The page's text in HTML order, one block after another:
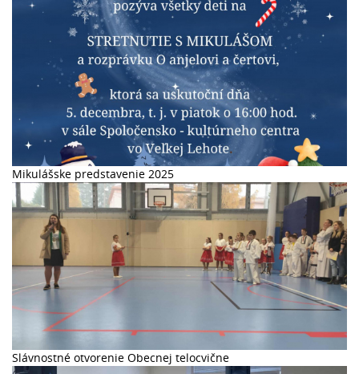
Mikulášske predstavenie 2025
Slávnostné otvorenie Obecnej telocvične